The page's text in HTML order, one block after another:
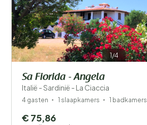
1/4
Sa Fiorida - Angela
Italië - Sardinië - La Ciaccia
4 gasten 1 slaapkamers 1 badkamers
€ 75,86